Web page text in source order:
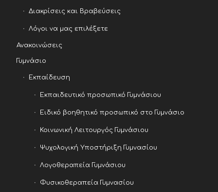
Διακρίσεις και Βραβεύσεις
Λόγοι να μας επιλέξετε
Ανακοινώσεις
Γυμνάσιο
Εκπαίδευση
Εκπαιδευτικό προσωπικό Γυμνάσιου
Ειδικό βοηθητικό προσωπικό στο Γυμνάσιο
Κοινωνική Λειτουργός Γυμνάσιου
Ψυχολογική Υποστήριξη Γυμνασίου
Λογοθεραπεία Γυμνάσιου
Φυσικοθεραπεία Γυμνασίου